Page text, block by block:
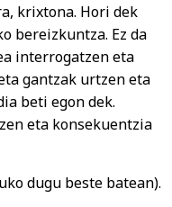
krixtona. Hori dek
bereizkuntza. Ez da
interrogatzen eta
gantzak urtzen eta
beti egon dek.
eta konsekuentzia
dugu beste batean).